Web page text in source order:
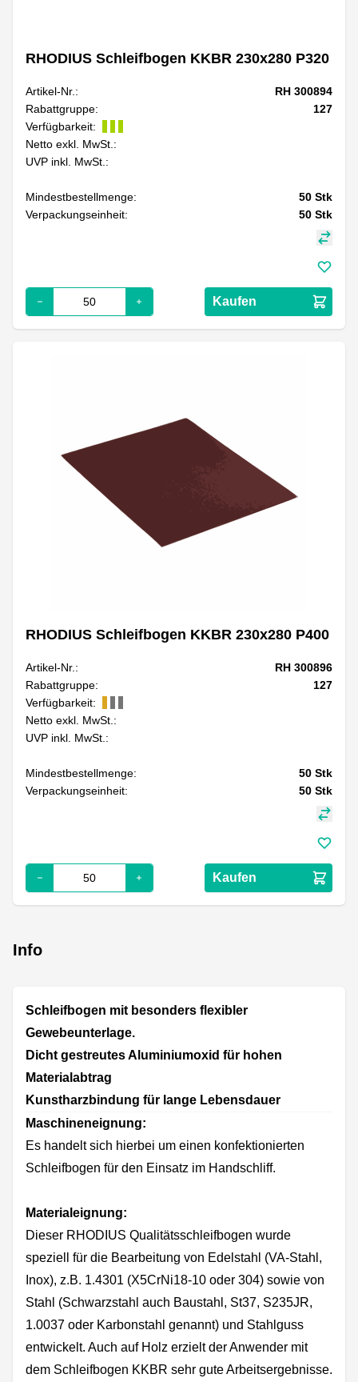
RHODIUS Schleifbogen KKBR 230x280 P320
Artikel-Nr.:
RH 300894
Rabattgruppe:
127
Verfügbarkeit:
Netto exkl. MwSt.:
UVP inkl. MwSt.:
Mindestbestellmenge: 50 Stk
Verpackungseinheit:
50 Stk
Kaufen
RHODIUS Schleifbogen KKBR 230x280 P400
Artikel-Nr.:
RH 300896
Rabattgruppe:
127
Verfügbarkeit:
Netto exkl. MwSt.:
UVP inkl. MwSt.:
Mindestbestellmenge: 50 Stk
Verpackungseinheit:
50 Stk
Kaufen
Info
Schleifbogen mit besonders flexibler
Gewebeunterlage.
Dicht gestreutes Aluminiumoxid für hohen
Materialabtrag
Kunstharzbindung für lange Lebensdauer
Maschineneignung:
Es handelt sich hierbei um einen konfektionierten
Schleifbogen für den Einsatz im Handschliff.
Materialeignung:
Dieser RHODIUS Qualitätsschleifbogen wurde
speziell für die Bearbeitung von Edelstahl (VA-Stahl,
Inox), z.B. 1.4301 (X5CrNi18-10 oder 304) sowie von
Stahl (Schwarzstahl auch Baustahl, St37, S235JR,
1.0037 oder Karbonstahl genannt) und Stahlguss
entwickelt. Auch auf Holz erzielt der Anwender mit
dem Schleifbogen KKBR sehr gute Arbeitsergebnisse.